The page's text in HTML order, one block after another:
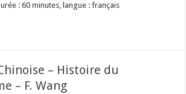
: 60 minutes, langue : français
– Histoire du
– F. Wang